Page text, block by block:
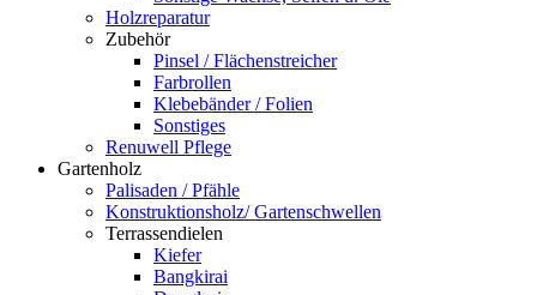
Holzreparatur
Zubehör
Pinsel / Flächenstreicher
Farbrollen
Klebebänder / Folien
Sonstiges
Renuwell Pflege
Gartenholz
Palisaden / Pfähle
Konstruktionsholz/ Gartenschwellen
Terrassendielen
Kiefer
Bangkirai